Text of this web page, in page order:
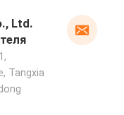
Ltd.
Tangxia